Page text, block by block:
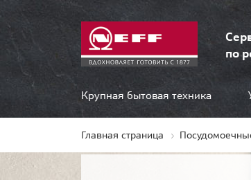
по
Крупная бытовая техника
Главная страница